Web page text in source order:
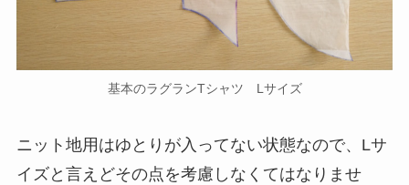
基本のラグランTシャツ Lサイズ
ニット地用はゆとりが入ってない状態なので、Lサ
イズと言えどその点を考慮しなくてはなりませ